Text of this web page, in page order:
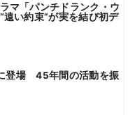
マ「パンチドランク・ウ
い約束”が実を結び初デ
登場 45年間の活動を振